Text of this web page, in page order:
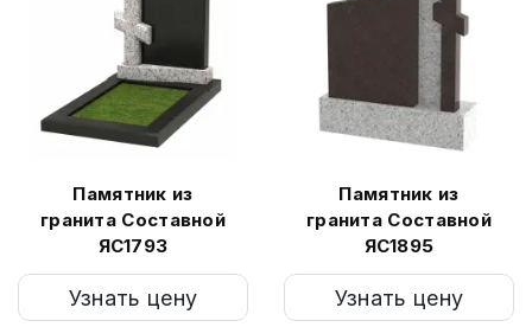
Памятник из
гранита Составной
ЯС1793
Узнать цену
Памятник из
гранита Составной
ЯС1895
Узнать цену